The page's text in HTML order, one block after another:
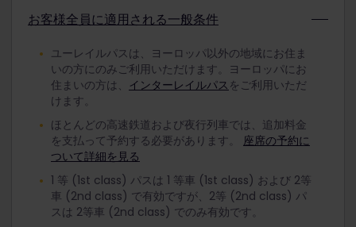
お客様全員に適用される一般条件
ユーレイルパスは、ヨーロッパ以外の地域にお住ま
いの方にのみご利用いただけます。ヨーロッパにお
住まいの方は、 インターレイルパス をご利用いただ
けます。
ほとんどの高速鉄道および夜行列車では、追加料金
を支払って予約する必要があります。 座席の予約に
ついて詳細を見る
1 等 (1st class) パスは 1 等車 (1st class) および 2等
車 (2nd class) で有効ですが、2等 (2nd class) パ
スは 2等車 (2nd class) でのみ有効です。